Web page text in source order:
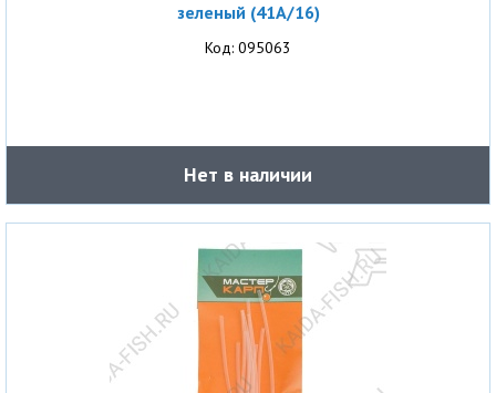
зеленый (41A/16)
Код: 095063
Нет в наличии